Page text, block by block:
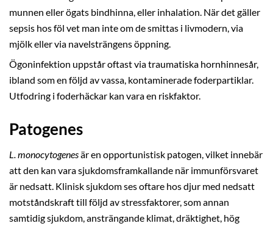
munnen eller ögats bindhinna, eller inhalation. När det gäller
sepsis hos föl vet man inte om de smittas i livmodern, via
mjölk eller via navelsträngens öppning.
Ögoninfektion uppstår oftast via traumatiska hornhinnesår,
ibland som en följd av vassa, kontaminerade foderpartiklar.
Utfodring i foderhäckar kan vara en riskfaktor.
Patogenes
L. monocytogenesär en opportunistisk patogen, vilket innebär
att den kan vara sjukdomsframkallande när immunförsvaret
är nedsatt. Klinisk sjukdom ses oftare hos djur med nedsatt
motståndskraft till följd av stressfaktorer, som annan
samtidig sjukdom, ansträngande klimat, dräktighet, hög